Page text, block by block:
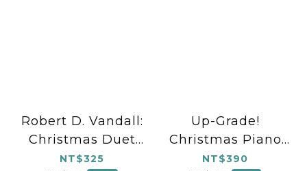
Robert D. Vandall:
Christmas Duet
Fantasies
NT$325
Up-Grade!
Christmas Piano
Grades 1-2
NT$390